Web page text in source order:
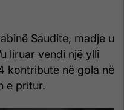
Saudite, madje u
liruar vendi një ylli
kontribute në gola në
e pritur.